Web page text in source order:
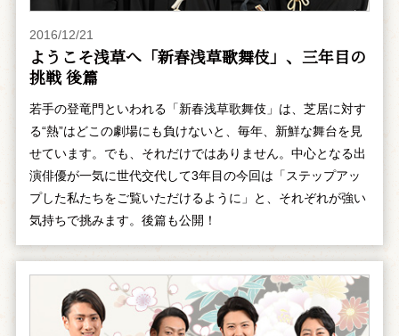
2016/12/21
ようこそ浅草へ「新春浅草歌舞伎」、三年目の
挑戦 後篇
若手の登竜門といわれる「新春浅草歌舞伎」は、芝居に対す
る“熱”はどこの劇場にも負けないと、毎年、新鮮な舞台を見
せています。でも、それだけではありません。中心となる出
演俳優が一気に世代交代して3年目の今回は「ステップアッ
プした私たちをご覧いただけるように」と、それぞれが強い
気持ちで挑みます。後篇も公開！